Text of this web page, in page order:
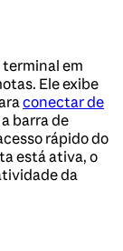
terminal em
Ele exibe
conectar de
barra de
rápido do
está ativa, o
da